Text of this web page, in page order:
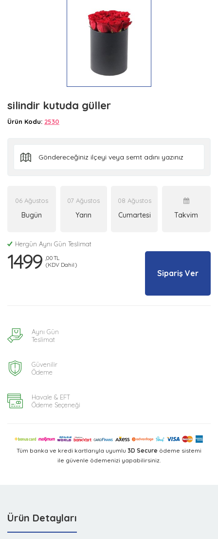
silindir kutuda güller
Ürün Kodu: 2530
06 Ağustos
Bugün
07 Ağustos
Yarın
08 Ağustos
Cumartesi Takvim
Hergün Aynı Gün Teslimat
1499 ,00 TL
(KDV Dahil)
Sipariş Ver
Aynı Gün
Teslimat
Güvenilir
Ödeme
Havale & EFT
Ödeme Seçeneği
Tüm banka ve kredi kartlarıyla uyumlu 3D Secure ödeme sistemi
ile güvenle ödemenizi yapabilirsiniz.
Ürün Detayları